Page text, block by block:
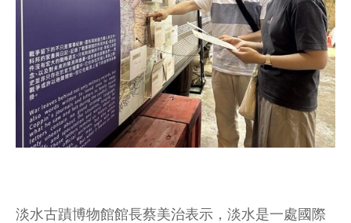
淡水古蹟博物館館長蔡美治表示，淡水是一處國際